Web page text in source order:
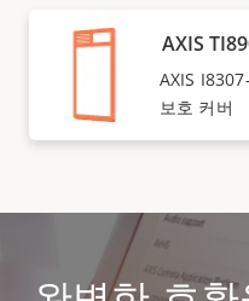
AXIS
AXIS
보호 커버